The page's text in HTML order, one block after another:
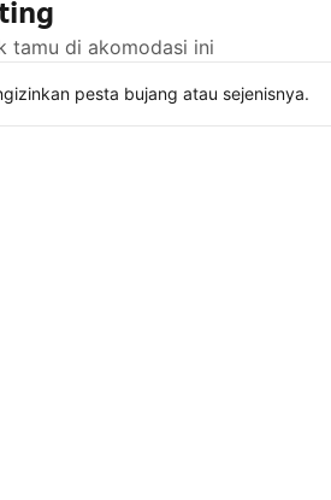
tamu di akomodasi ini
pesta bujang atau sejenisnya.